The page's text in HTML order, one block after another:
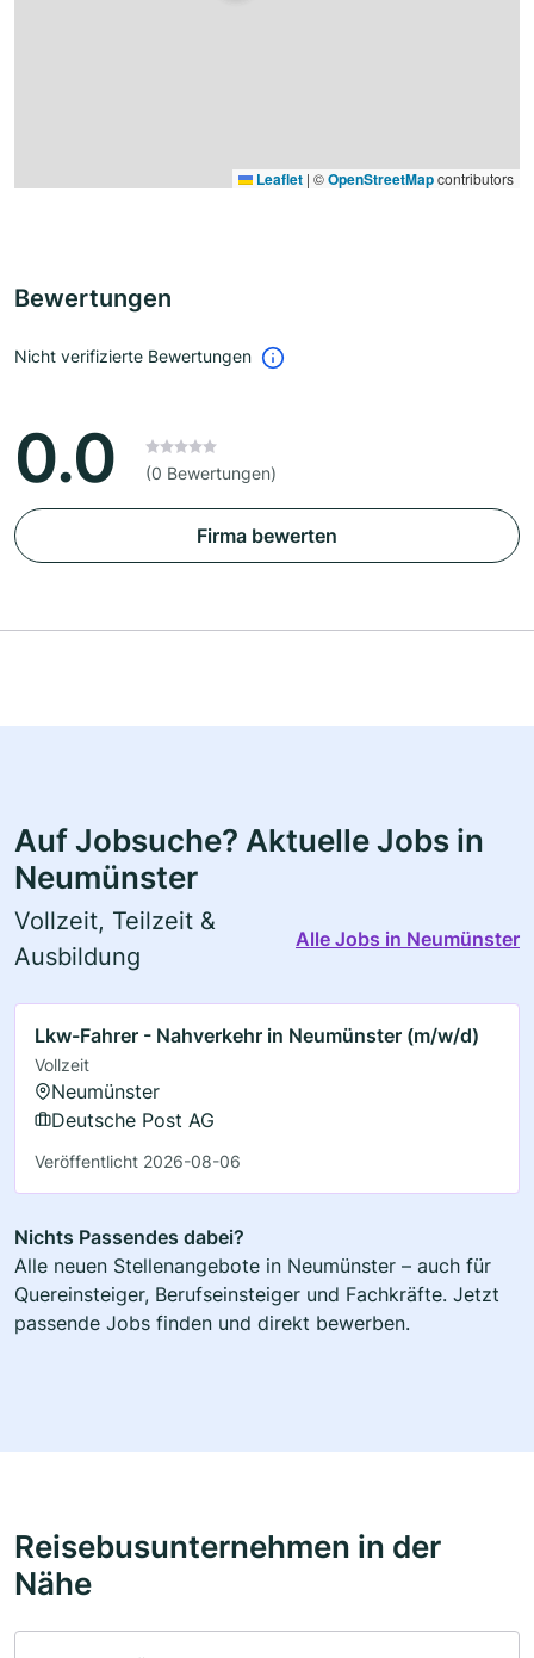
Leaflet | ©OpenStreetMapcontributors
Bewertungen
Nicht verifizierte Bewertungen
0.0 (0 Bewertungen)
Firma bewerten
Auf Jobsuche? Aktuelle Jobs in
Neumünster
Vollzeit, Teilzeit &
Ausbildung
Alle Jobs in Neumünster
Lkw-Fahrer - Nahverkehr in Neumünster (m/w/d)
Vollzeit
Neumünster
Deutsche Post AG
Veröffentlicht 2026-08-06
Nichts Passendes dabei?
Alle neuen Stellenangebote in Neumünster – auch für
Quereinsteiger, Berufseinsteiger und Fachkräfte. Jetzt
passende Jobs finden und direkt bewerben.
Reisebusunternehmen in der
Nähe